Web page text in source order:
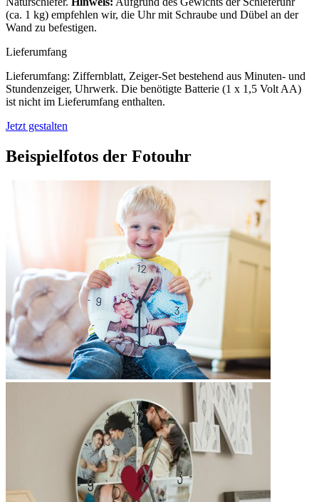
(ca. 1 kg) empfehlen wir, die Uhr mit Schraube und Dübel an der
Wand zu befestigen.
Lieferumfang
Lieferumfang: Ziffernblatt, Zeiger-Set bestehend aus Minuten- und
Stundenzeiger, Uhrwerk. Die benötigte Batterie (1 x 1,5 Volt AA)
ist nicht im Lieferumfang enthalten.
Jetzt gestalten
Beispielfotos der Fotouhr